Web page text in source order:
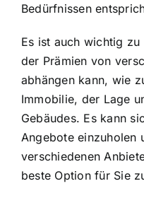
Bedürfnissen
Es ist auch wichtig
der Prämien von
abhängen kann, wie
Immobilie, der Lage
Gebäudes. Es kann
Angebote einzuholen
verschiedenen
beste Option für Sie